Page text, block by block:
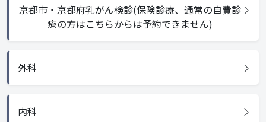
京都市・京都府乳がん検診(保険診療、通常の自費診
療の方はこちらからは予約できません)
外科
内科